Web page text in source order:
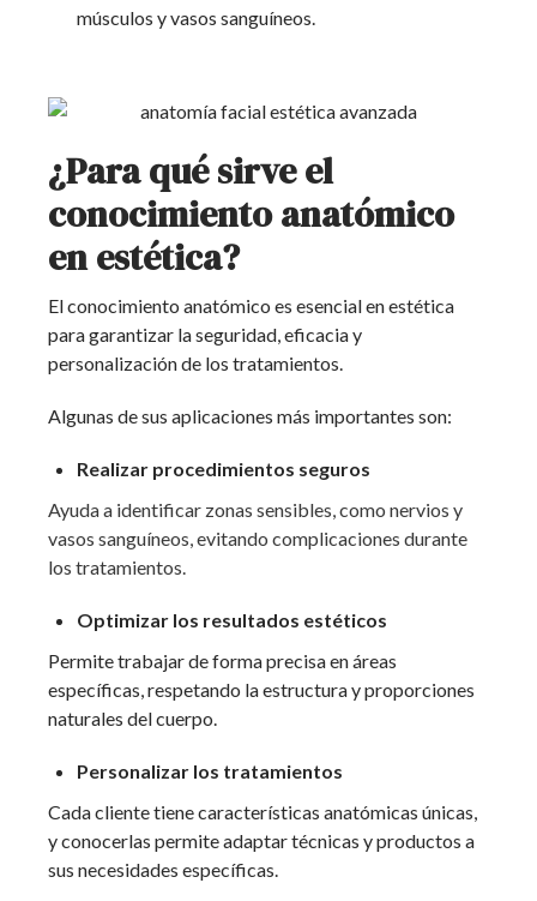
músculos y vasos sanguíneos.
¿Para qué sirve el
conocimiento anatómico
en estética?
El conocimiento anatómico es esencial en estética
para garantizar la seguridad, eficacia y
personalización de los tratamientos.
Algunas de sus aplicaciones más importantes son:
Realizar procedimientos seguros
Ayuda a identificar zonas sensibles, como nervios y
vasos sanguíneos, evitando complicaciones durante
los tratamientos.
Optimizar los resultados estéticos
Permite trabajar de forma precisa en áreas
específicas, respetando la estructura y proporciones
naturales del cuerpo.
Personalizar los tratamientos
Cada cliente tiene características anatómicas únicas,
y conocerlas permite adaptar técnicas y productos a
sus necesidades específicas.